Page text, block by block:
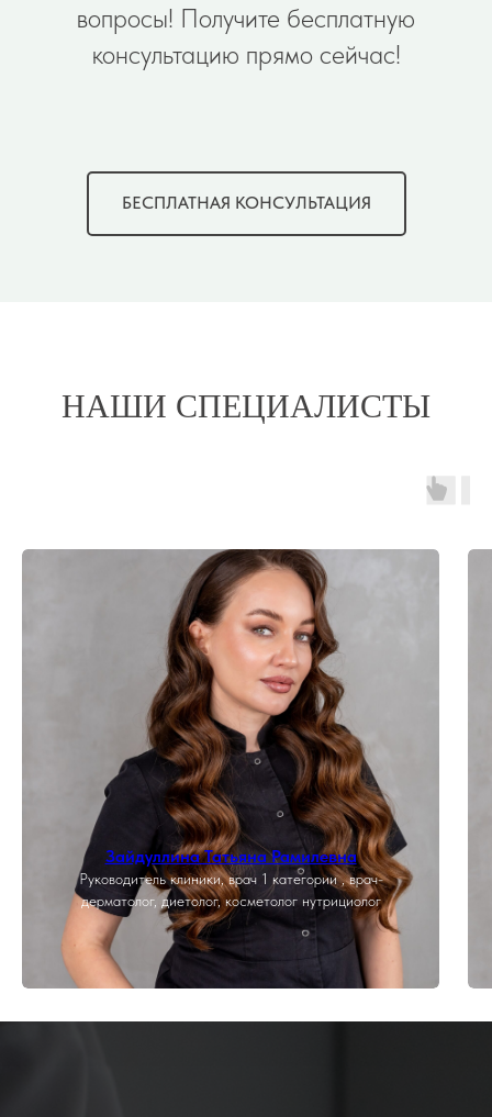
вопросы! Получите бесплатную
консультацию прямо сейчас!
БЕСПЛАТНАЯ КОНСУЛЬТАЦИЯ
НАШИ СПЕЦИАЛИСТЫ
Зайдуллина Татьяна Рамилевна
Руководитель клиники, врач 1 категории , врач-
дерматолог, диетолог, косметолог нутрициолог